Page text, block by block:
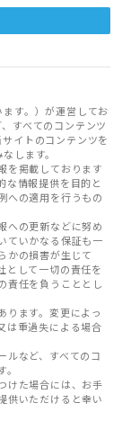
す。）が運営してお
すべてのコンテンツ
イトのコンテンツを
します。
を掲載しております
な情報提供を目的と
への適用を行うもの
への更新などに努め
ていかなる保証も一
かの損害が生じて
として一切の責任を
責任を負うこととし
ります。変更によっ
は重過失による場合
ルなど、すべてのコ
けた場合には、お手
供いただけると幸い